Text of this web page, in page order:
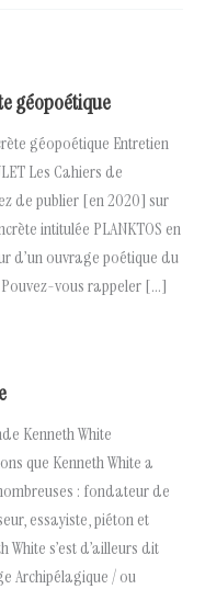
géopoétique
géopoétique Entretien
Les Cahiers de
de publier [en 2020] sur
intitulée PLANKTOS en
d’un ouvrage poétique du
vous rappeler […]
Kenneth White
que Kenneth White a
: fondateur de
essayiste, piéton et
s’est d’ailleurs dit
Archipélagique / ou